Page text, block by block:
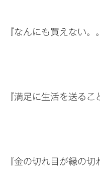
『なんにも買えない。
『満足に生活を送るこ
『金の切れ目が縁の切